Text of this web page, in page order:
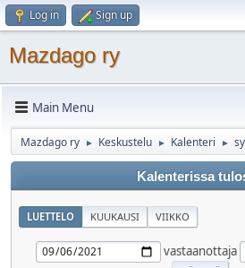
Log in Sign up
Mazdago ry
Main Menu
Mazdago ry ► Keskustelu ► Kalenteri ►
Kalenterissa
LUETTELO KUUKAUSI VIIKKO
vastaanottaja